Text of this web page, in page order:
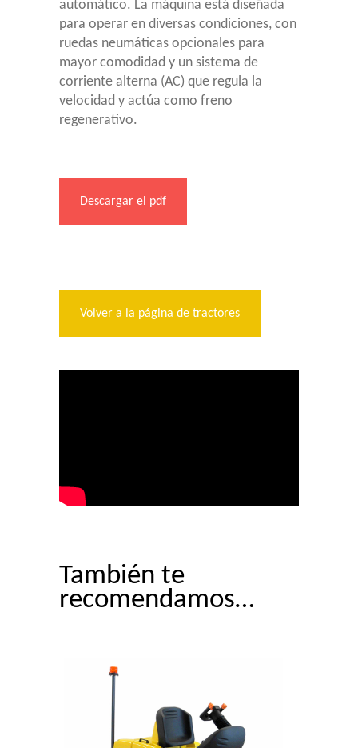
automático. La máquina está diseñada
para operar en diversas condiciones, con
ruedas neumáticas opcionales para
mayor comodidad y un sistema de
corriente alterna (AC) que regula la
velocidad y actúa como freno
regenerativo.
Descargar el pdf
Volver a la página de tractores
También te
recomendamos…